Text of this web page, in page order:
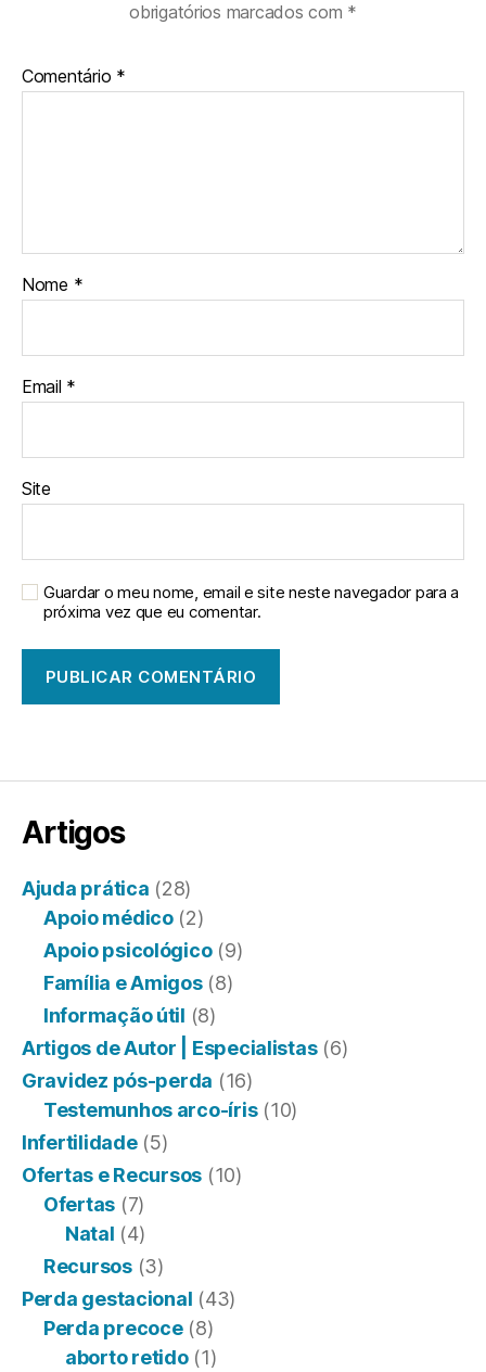
obrigatórios marcados com *
Comentário *
Nome *
Email *
Site
Guardar o meu nome, email e site neste navegador para a
próxima vez que eu comentar.
Artigos
Ajuda prática (28)
Apoio médico(2)
Apoio psicológico(9)
Família e Amigos(8)
Informação útil (8)
Artigos de Autor | Especialistas(6)
Gravidez pós-perda (16)
Testemunhos arco-íris(10)
Infertilidade(5)
Ofertas e Recursos (10)
Ofertas (7)
Natal (4)
Recursos(3)
Perda gestacional (43)
Perda precoce(8)
aborto retido(1)